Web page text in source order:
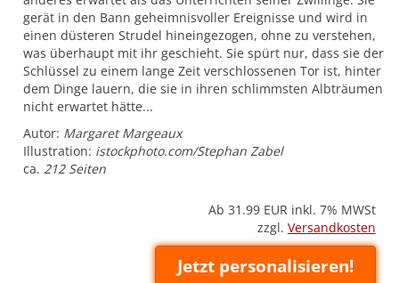
gerät in den Bann geheimnisvoller Ereignisse und wird in
einen düsteren Strudel hineingezogen, ohne zu verstehen,
was überhaupt mit ihr geschieht. Sie spürt nur, dass sie der
Schlüssel zu einem lange Zeit verschlossenen Tor ist, hinter
dem Dinge lauern, die sie in ihren schlimmsten Albträumen
nicht erwartet hätte...
Autor: Margaret Margeaux
Illustration: istockphoto.com/Stephan Zabel
ca.212 Seiten
Ab 31.99 EUR inkl. 7% MWSt
zzgl. Versandkosten
Jetzt personalisieren!